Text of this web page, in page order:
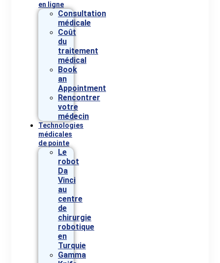
en ligne
Consultation
médicale
Coût
du
traitement
médical
Book
an
Appointment
Rencontrer
votre
médecin
Technologies
médicales
de pointe
Le
robot
Da
Vinci
au
centre
de
chirurgie
robotique
en
Turquie
Gamma